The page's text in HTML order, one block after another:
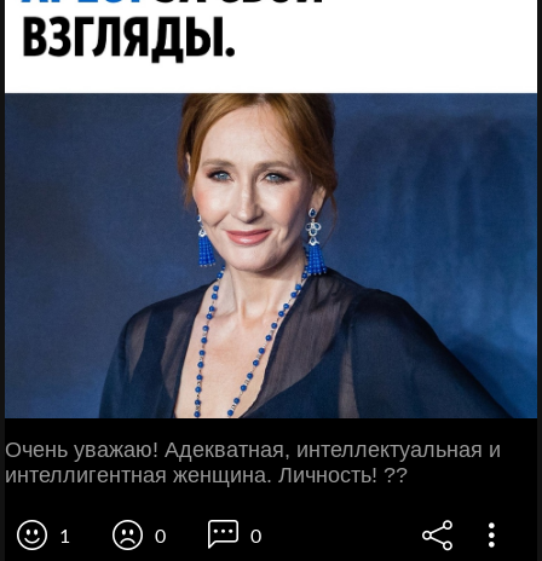
Очень уважаю! Адекватная, интеллектуальная и
интеллигентная женщина. Личность! ??
1 0 0